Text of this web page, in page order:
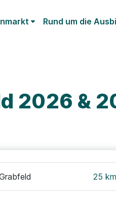
Rund um die
2026 &
25 km